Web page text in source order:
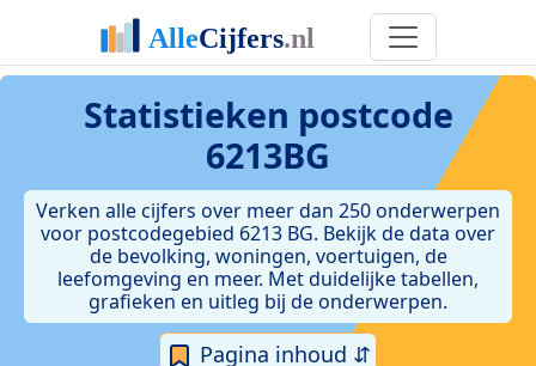
Statistieken postcode
6213BG
Verken alle cijfers over meer dan 250 onderwerpen
voor postcodegebied 6213 BG. Bekijk de data over
de bevolking, woningen, voertuigen, de
leefomgeving en meer. Met duidelijke tabellen,
grafieken en uitleg bij de onderwerpen.
Pagina inhoud ⇵